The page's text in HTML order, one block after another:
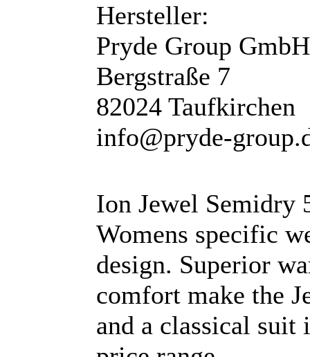
Hersteller:
Pryde Group GmbH
Bergstraße 7
82024 Taufkirchen
info@pryde-
Ion Jewel Semidry
Womens specific
design. Superior
comfort make the
and a classical